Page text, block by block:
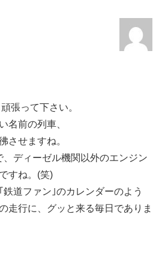
張って下さい。
名前の列車、
させますね。
ディーゼル機関以外のエンジン
すね。(笑)
道ファン｣のカレンダーのよう
走行に、グッと来る毎日でありま